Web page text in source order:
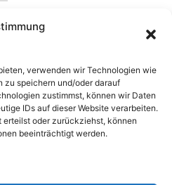
verwenden wir Technologien wie
zu speichern und/oder darauf
zustimmst, können wir Daten
IDs auf dieser Website verarbeiten.
erteilst oder zurückziehst, können
beeinträchtigt werden.